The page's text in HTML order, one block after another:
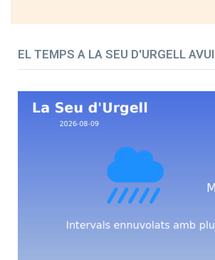
EL TEMPS A LA SEU D'URGELL AVUI